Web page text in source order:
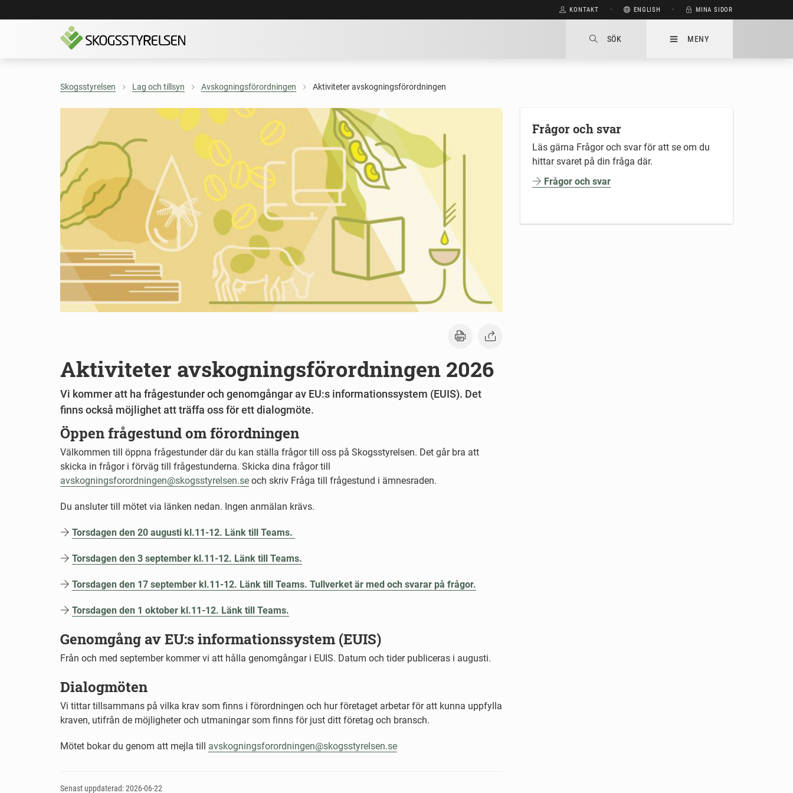
KONTAKT ⋅ ENGLISH ⋅ MINA SIDOR
SÖK MENY
Skogsstyrelsen Lag och tillsyn Avskogningsförordningen Aktiviteter avskogningsförordningen
Aktiviteter avskogningsförordningen 2026
Vi kommer att ha frågestunder och genomgångar av EU:s informationssystem (EUIS). Det
finns också möjlighet att träffa oss för ett dialogmöte.
Öppen frågestund om förordningen
Välkommen till öppna frågestunder där du kan ställa frågor till oss på Skogsstyrelsen. Det går bra att
skicka in frågor i förväg till frågestunderna. Skicka dina frågor till
avskogningsforordningen@skogsstyrelsen.se och skriv Fråga till frågestund i ämnesraden.
Du ansluter till mötet via länken nedan. Ingen anmälan krävs.
Torsdagen den 20 augusti kl.11-12. Länk till Teams.
Torsdagen den 3 september kl.11-12. Länk till Teams.
Torsdagen den 17 september kl.11-12. Länk till Teams. Tullverket är med och svarar på frågor.
Torsdagen den 1 oktober kl.11-12. Länk till Teams.
Genomgång av EU:s informationssystem (EUIS)
Från och med september kommer vi att hålla genomgångar i EUIS. Datum och tider publiceras i augusti.
Dialogmöten
Vi tittar tillsammans på vilka krav som finns i förordningen och hur företaget arbetar för att kunna uppfylla
kraven, utifrån de möjligheter och utmaningar som finns för just ditt företag och bransch.
Mötet bokar du genom att mejla till avskogningsforordningen@skogsstyrelsen.se
Senast uppdaterad: 2026-06-22
Frågor och svar
Läs gärna Frågor och svar för att se om du
hittar svaret på din fråga där.
Frågor och svar